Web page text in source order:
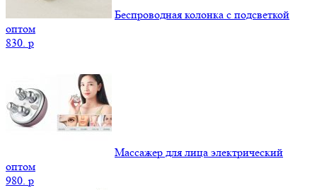
Беспроводная колонка с подсветкой
оптом
830. p
Массажер для лица электрический
оптом
980. p